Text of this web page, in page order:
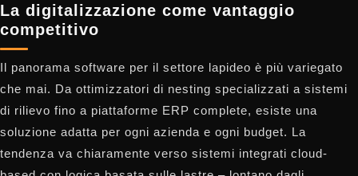
La digitalizzazione come vantaggio
competitivo
Il panorama software per il settore lapideo è più variegato
che mai. Da ottimizzatori di nesting specializzati a sistemi
di rilievo fino a piattaforme ERP complete, esiste una
soluzione adatta per ogni azienda e ogni budget. La
tendenza va chiaramente verso sistemi integrati cloud-